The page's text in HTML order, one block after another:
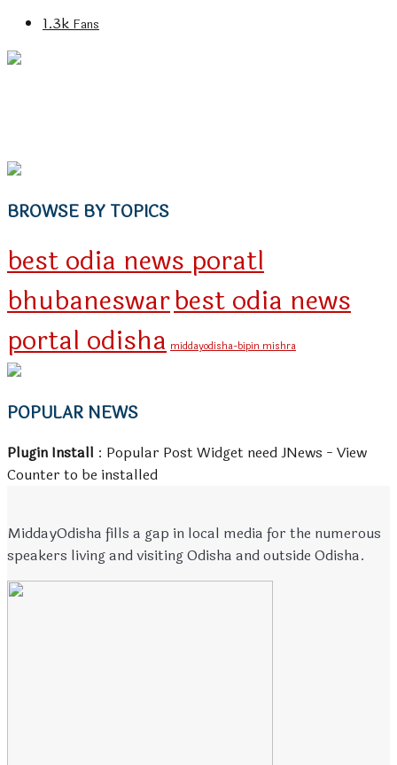
1.3kFans
BROWSE BY TOPICS
best odia news poratl
bhubaneswarbest odia news
portal odisha middayodisha-bipin mishra
POPULAR NEWS
Plugin Install : Popular Post Widget need JNews - View
Counter to be installed
MiddayOdisha fills a gap in local media for the numerous
speakers living and visiting Odisha and outside Odisha.